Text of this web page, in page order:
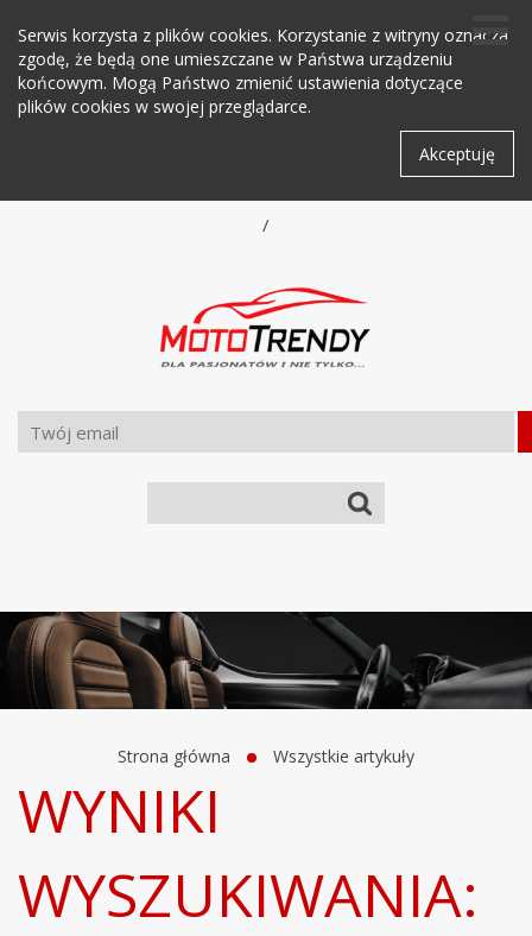
Serwis korzysta z plików cookies. Korzystanie z witryny oznacza
zgodę, że będą one umieszczane w Państwa urządzeniu
końcowym. Mogą Państwo zmienić ustawienia dotyczące
plików cookies w swojej przeglądarce.
Akceptuję
/
Strona główna Wszystkie artykuły
WYNIKI
WYSZUKIWANIA: